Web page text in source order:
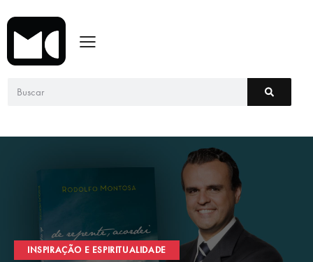
INSPIRAÇÃO E ESPIRITUALIDADE